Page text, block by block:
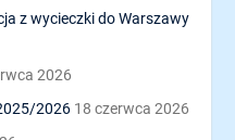
z wycieczki do Warszawy
2026
2026 18 czerwca 2026